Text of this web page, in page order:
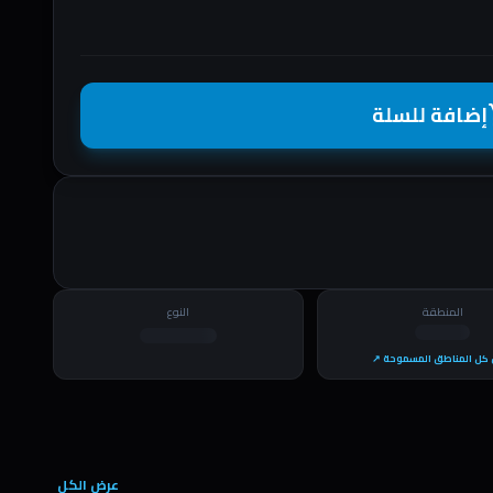
إضافة للسلة
المنطقة
المناطق المسموحة ↗
النوع
عرض الكل